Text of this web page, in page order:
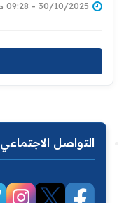
30/10/2025 - 09:28 صباحًا
التواصل الاجتماعي